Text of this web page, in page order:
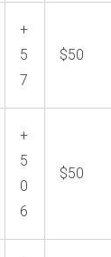
+
5
7
$50
+
5
0
6
$50